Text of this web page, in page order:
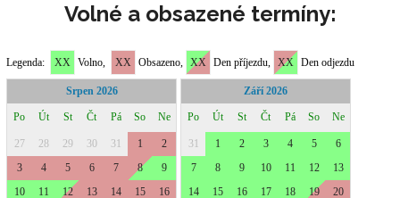
Volné a obsazené termíny: